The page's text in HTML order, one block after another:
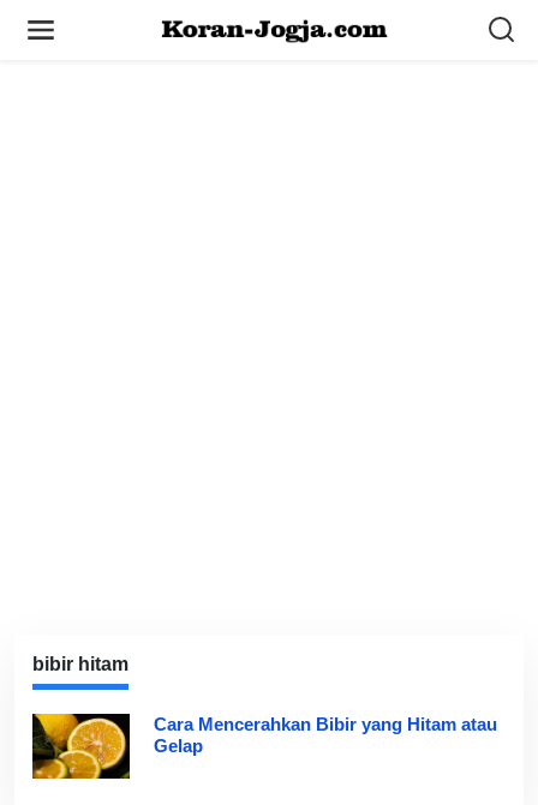
bibir hitam
Cara Mencerahkan Bibir yang Hitam atau
Gelap